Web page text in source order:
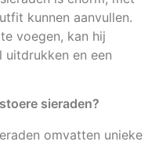
kunnen aanvullen.
voegen, kan hij
en een
sieraden?
omvatten unieke